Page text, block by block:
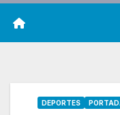
DEPORTES